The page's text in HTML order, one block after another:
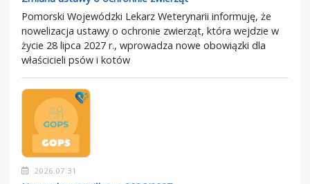
Pomorski Wojewódzki Lekarz Weterynarii informuję, że
nowelizacja ustawy o ochronie zwierząt, która wejdzie w
życie 28 lipca 2027 r., wprowadza nowe obowiązki dla
właścicieli psów i kotów
2026.07.31